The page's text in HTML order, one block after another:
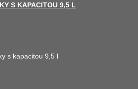
S KAPACITOU 9,5 L